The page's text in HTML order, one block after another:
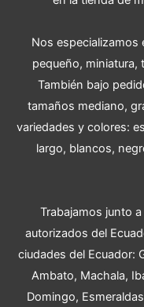
Nos
pequeño, miniatura,
También bajo
tamaños mediano,
variedades y colores:
largo, blancos,
Trabajamos junto
autorizados del
ciudades del Ecuador:
Ambato, Machala,
Domingo,